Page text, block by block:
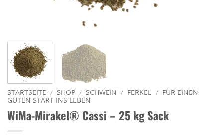
STARTSEITE / SHOP / SCHWEIN / FERKEL / FÜR EINEN
GUTEN START INS LEBEN
WiMa-Mirakel® Cassi – 25 kg Sack